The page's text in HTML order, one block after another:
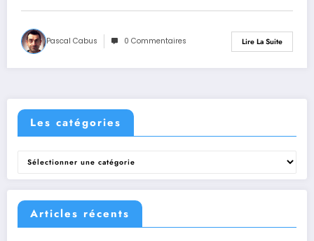
Pascal Cabus 0 Commentaires Lire La Suite
Les catégories
catégories
Articles récents